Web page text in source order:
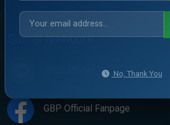
Social Network
GBP Official Fanpage
No, Thank You